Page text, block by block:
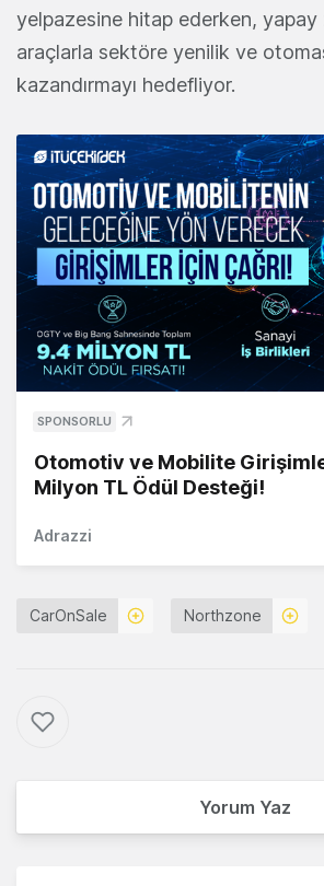
yelpazesine hitap ederken,
araçlarla sektöre yenilik ve
kazandırmayı hedefliyor.
SPONSORLU
Otomotiv ve Mobilite
Milyon TL Ödül Desteği!
Adrazzi
CarOnSale Northzone
Yorum Yaz